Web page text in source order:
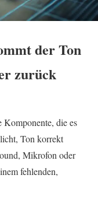
der Ton
zurück
die es
Ton korrekt
Mikrofon oder
fehlenden,